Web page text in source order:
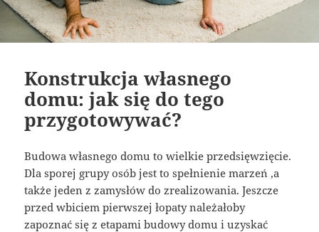
Konstrukcja własnego
domu: jak się do tego
przygotowywać?
Budowa własnego domu to wielkie przedsięwzięcie.
Dla sporej grupy osób jest to spełnienie marzeń ,a
także jeden z zamysłów do zrealizowania. Jeszcze
przed wbiciem pierwszej łopaty należałoby
zapoznać się z etapami budowy domu i uzyskać